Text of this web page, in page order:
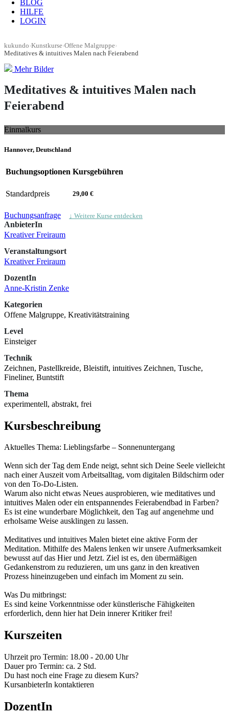
BLOG
HILFE
LOGIN
kukundo›Kunstkurse›Offene Malgruppe›
Meditatives & intuitives Malen nach Feierabend
Mehr Bilder
Meditatives & intuitives Malen nach
Feierabend
Einmalkurs
Hannover, Deutschland
Buchungsoptionen Kursgebühren
Standardpreis 29,00 €
Buchungsanfrage ↓ Weitere Kurse entdecken
AnbieterIn
Kreativer Freiraum
Veranstaltungsort
Kreativer Freiraum
DozentIn
Anne-Kristin Zenke
Kategorien
Offene Malgruppe, Kreativitätstraining
Level
Einsteiger
Technik
Zeichnen, Pastellkreide, Bleistift, intuitives Zeichnen, Tusche,
Fineliner, Buntstift
Thema
experimentell, abstrakt, frei
Kursbeschreibung
Aktuelles Thema: Lieblingsfarbe – Sonnenuntergang
Wenn sich der Tag dem Ende neigt, sehnt sich Deine Seele vielleicht
nach einer Auszeit vom Arbeitsalltag, vom digitalen Bildschirm oder
von den To-Do-Listen.
Warum also nicht etwas Neues ausprobieren, wie meditatives und
intuitives Malen oder ein entspannendes Feierabendbad in Farben?
Es ist eine wunderbare Möglichkeit, den Tag auf angenehme und
erholsame Weise ausklingen zu lassen.
Meditatives und intuitives Malen bietet eine aktive Form der
Meditation. Mithilfe des Malens lenken wir unsere Aufmerksamkeit
bewusst auf das Hier und Jetzt. Ziel ist es, den übermäßigen
Gedankenstrom zu reduzieren, um uns ganz in den kreativen
Prozess hineinzugeben und einfach im Moment zu sein.
Was Du mitbringst:
Es sind keine Vorkenntnisse oder künstlerische Fähigkeiten
erforderlich, denn hier hat Dein innerer Kritiker frei!
Kurszeiten
Uhrzeit pro Termin: 18.00 - 20.00 Uhr
Dauer pro Termin: ca. 2 Std.
Du hast noch eine Frage zu diesem Kurs?
KursanbieterIn kontaktieren
DozentIn